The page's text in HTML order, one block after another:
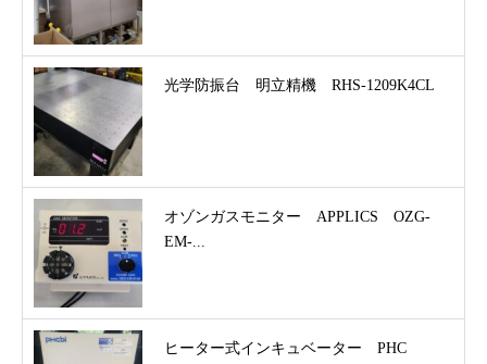
光学防振台 明立精機 RHS-1209K4CL
オゾンガスモニター APPLICS OZG-
EM-...
ヒーター式インキュベーター PHC